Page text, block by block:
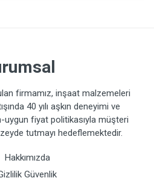
firmamız, inşaat malzemeleri
40 yılı aşkın deneyimi ve
uygun fiyat politikasıyla müşteri
tutmayı hedeflemektedir.
Hakkımızda
Güvenlik